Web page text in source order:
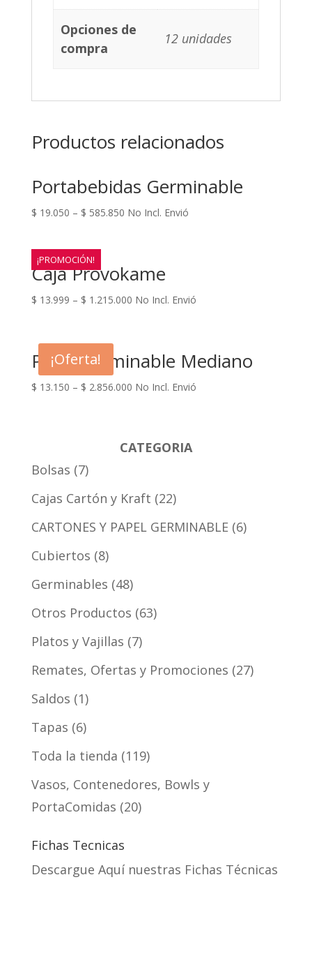
Opciones de
compra
12 unidades
Productos relacionados
Portabebidas Germinable
$ 19.050 – $ 585.850 No Incl. Envió
¡PROMOCIÓN!
Caja Provokame
$ 13.999 – $ 1.215.000 No Incl. Envió
¡Oferta!
Plato Germinable Mediano
$ 13.150 – $ 2.856.000 No Incl. Envió
CATEGORIA
Bolsas 7
Cajas Cartón y Kraft 22
CARTONES Y PAPEL GERMINABLE 6
Cubiertos 8
Germinables 48
Otros Productos 63
Platos y Vajillas 7
Remates, Ofertas y Promociones 27
Saldos 1
Tapas 6
Toda la tienda 119
Vasos, Contenedores, Bowls y
PortaComidas 20
Fichas Tecnicas
Descargue Aquí nuestras Fichas Técnicas